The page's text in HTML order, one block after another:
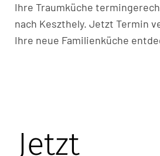
Ihre Traumküche
nach Keszthely. Jetzt Termin
Ihre neue Familienküche
Jetzt